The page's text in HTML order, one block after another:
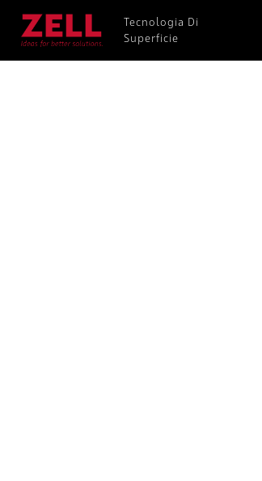
Tecnologia Di
Superficie